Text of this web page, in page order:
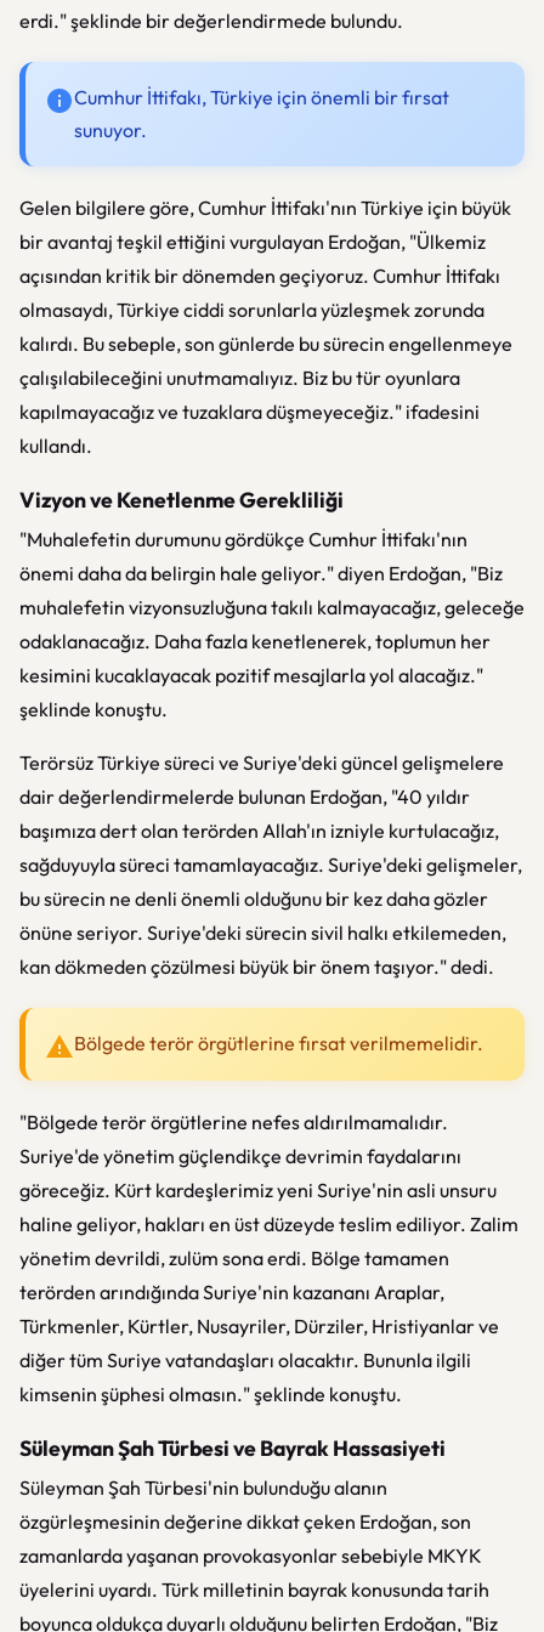
erdi." şeklinde bir değerlendirmede bulundu.
Cumhur İttifakı, Türkiye için önemli bir fırsat
sunuyor.
Gelen bilgilere göre, Cumhur İttifakı'nın Türkiye için büyük
bir avantaj teşkil ettiğini vurgulayan Erdoğan, "Ülkemiz
açısından kritik bir dönemden geçiyoruz. Cumhur İttifakı
olmasaydı, Türkiye ciddi sorunlarla yüzleşmek zorunda
kalırdı. Bu sebeple, son günlerde bu sürecin engellenmeye
çalışılabileceğini unutmamalıyız. Biz bu tür oyunlara
kapılmayacağız ve tuzaklara düşmeyeceğiz." ifadesini
kullandı.
Vizyon ve Kenetlenme Gerekliliği
"Muhalefetin durumunu gördükçe Cumhur İttifakı'nın
önemi daha da belirgin hale geliyor." diyen Erdoğan, "Biz
muhalefetin vizyonsuzluğuna takılı kalmayacağız, geleceğe
odaklanacağız. Daha fazla kenetlenerek, toplumun her
kesimini kucaklayacak pozitif mesajlarla yol alacağız."
şeklinde konuştu.
Terörsüz Türkiye süreci ve Suriye'deki güncel gelişmelere
dair değerlendirmelerde bulunan Erdoğan, "40 yıldır
başımıza dert olan terörden Allah'ın izniyle kurtulacağız,
sağduyuyla süreci tamamlayacağız. Suriye'deki gelişmeler,
bu sürecin ne denli önemli olduğunu bir kez daha gözler
önüne seriyor. Suriye'deki sürecin sivil halkı etkilemeden,
kan dökmeden çözülmesi büyük bir önem taşıyor." dedi.
Bölgede terör örgütlerine fırsat verilmemelidir.
"Bölgede terör örgütlerine nefes aldırılmamalıdır.
Suriye'de yönetim güçlendikçe devrimin faydalarını
göreceğiz. Kürt kardeşlerimiz yeni Suriye'nin asli unsuru
haline geliyor, hakları en üst düzeyde teslim ediliyor. Zalim
yönetim devrildi, zulüm sona erdi. Bölge tamamen
terörden arındığında Suriye'nin kazananı Araplar,
Türkmenler, Kürtler, Nusayriler, Dürziler, Hristiyanlar ve
diğer tüm Suriye vatandaşları olacaktır. Bununla ilgili
kimsenin şüphesi olmasın." şeklinde konuştu.
Süleyman Şah Türbesi ve Bayrak Hassasiyeti
Süleyman Şah Türbesi'nin bulunduğu alanın
özgürleşmesinin değerine dikkat çeken Erdoğan, son
zamanlarda yaşanan provokasyonlar sebebiyle MKYK
üyelerini uyardı. Türk milletinin bayrak konusunda tarih
boyunca oldukça duyarlı olduğunu belirten Erdoğan, "Biz